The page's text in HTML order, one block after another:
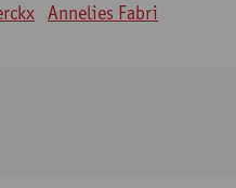
Annelies Fabri